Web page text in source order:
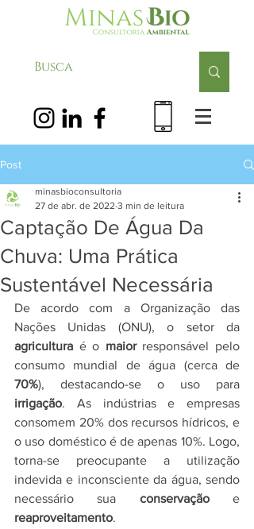
Post
Captação De Água Da
Chuva: Uma Prática
Sustentável Necessária
minasbioconsultoria
27 de abr. de 2022 3 min de leitura
De acordo com a Organização das
agricultura é o maior responsável pelo
70%
irrigação. As indústrias e empresas
consomem 20% dos recursos hídricos, e
o uso doméstico é de apenas 10%. Logo,
torna-se preocupante a utilização
indevida e inconsciente da água, sendo
necessário
sua conservação
reaproveitamento.